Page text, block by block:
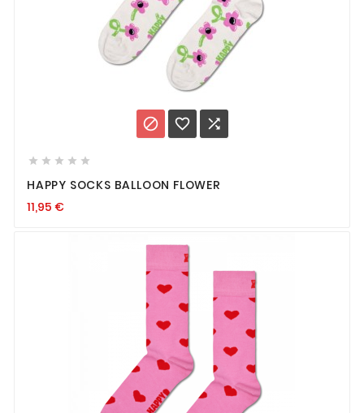
  
    
HAPPY SOCKS BALLOON FLOWER
11,95 €